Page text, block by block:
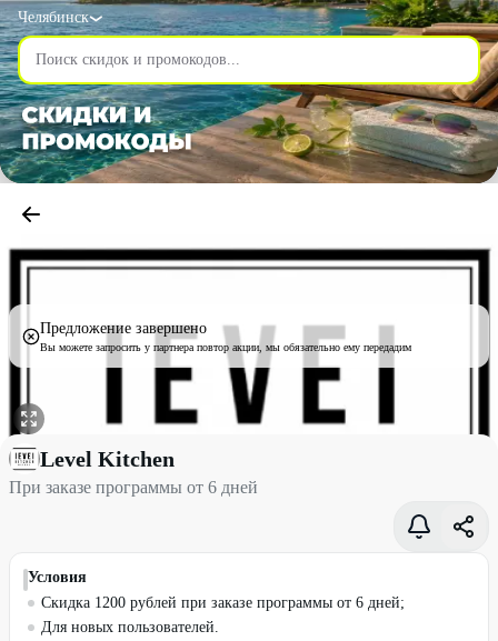
Челябинск
Предложение завершено
Вы можете запросить у партнера повтор акции, мы обязательно ему передадим
При заказе программы от 6 дней со скидкой до 19% - Level
Level Kitchen
При заказе программы от 6 дней
Условия
Скидка 1200 рублей при заказе программы от 6 дней;
Для новых пользователей.